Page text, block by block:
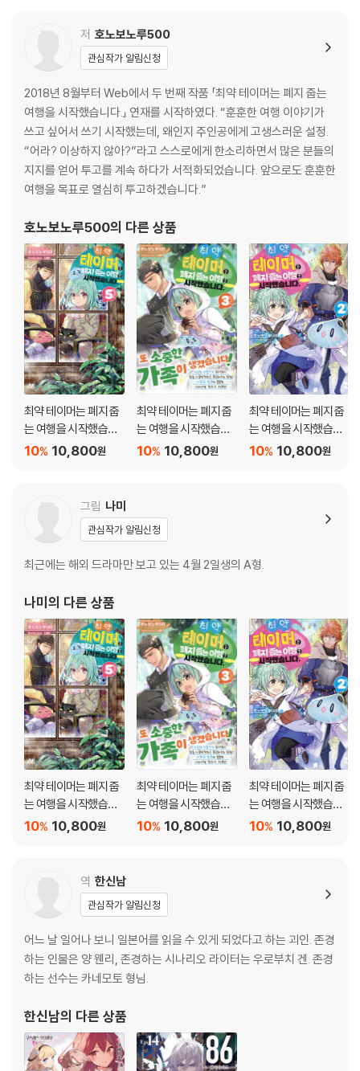
187화 위에 서는 소실
188화 드루이드 씨의 발표
189화 아무도 안 남았다?
190화 프렘도!
191화 레어 중의 레어
192화 이틀 뒤
193화 요리 교실
194화 뭐? 벌써?
196화 상상 이상
197화 대단했다
198화 끝났다~!
199화 길가의 돌
200화 느긋하게
201화 금판?
202화 대단한 포션
203화 가족 등록
204화 다퉜습니다
205화 동료가 노력하면……
206화 약속이에요!
207화 첫 손주
208화 혼자만 말하고?
213화 아이비의 여행
215화 여행의 상식
216화 시엘의 분노
217화 신기한 생물
218화 서펀트 씨
219화 중간지점
220화 자랑스러운 동료
221화 경쟁하고 있습니다
222화 몸 관리
223화 선물
224화 고급 고기
번외편 스승은 제자를 위해 생각한다
저 호노보노루500
관심작가 알림신청
2018년 8월부터 Web에서 두 번째 작품 「최약 테이머는 폐지 줍는
여행을 시작했습니다.」 연재를 시작하였다. “훈훈한 여행 이야기가
쓰고 싶어서 쓰기 시작했는데, 왜인지 주인공에게 고생스러운 설정.
“어라? 이상하지 않아?”라고 스스로에게 한소리하면서 많은 분들의
지지를 얻어 투고를 계속 하다가 서적화되었습니다. 앞으로도 훈훈한
여행을 목표로 열심히 투고하겠습니다.”
호노보노루500의 다른 상품
최약 테이머는 폐지 줍
는 여행을 시작했습니
다. 5 10,800원
10%
최약 테이머는 폐지 줍
는 여행을 시작했습니
다. 3 10,800원
10%
최약 테이머는 폐지 줍
는 여행을 시작했습니
다. 2 10,800원
10%
그림 나미
관심작가 알림신청
최근에는 해외 드라마만 보고 있는 4월 2일생의 A형.
나미 의 다른 상품
최약 테이머는 폐지 줍
는 여행을 시작했습니
다. 5 10,800원
10%
최약 테이머는 폐지 줍
는 여행을 시작했습니
다. 3 10,800원
10%
최약 테이머는 폐지 줍
는 여행을 시작했습니
다. 2 10,800원
10%
역 한신남
관심작가 알림신청
어느 날 일어나 보니 일본어를 읽을 수 있게 되었다고 하는 괴인. 존경
하는 인물은 양 웬리, 존경하는 시나리오 라이터는 우로부치 겐. 존경
하는 선수는 카네모토 형님.
한신남의 다른 상품